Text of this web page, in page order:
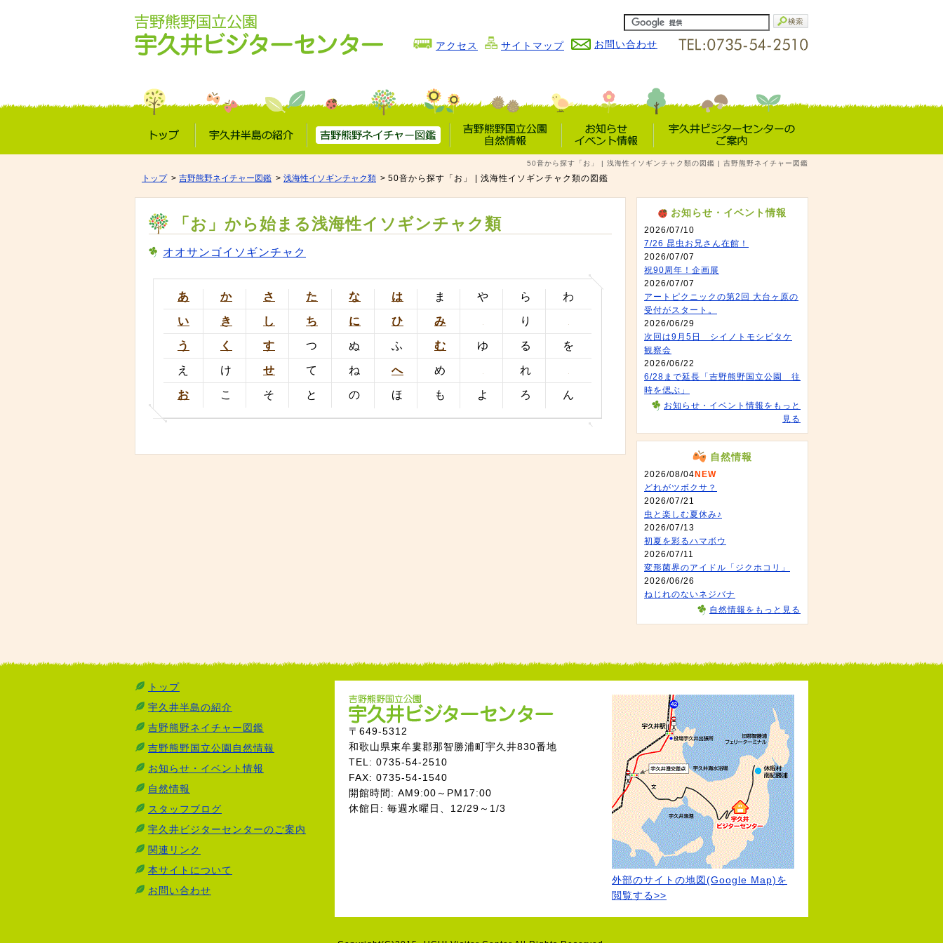
アクセス サイトマップ お問い合わせ
吉野熊野国立公園
お知らせ
宇久井VC
50音から探す「お」 | 浅海性イソギンチャク類の図鑑 | 吉野熊野ネイチャー図鑑
トップ 吉野熊野ネイチャー図鑑 浅海性イソギンチャク類 50音から探す「お」 | 浅海性イソギンチャク類の図鑑
「お」から始まる浅海性イソギンチャク類
オオサンゴイソギンチャク
あ
い
う
え
お
か
き
く
け
こ
さ
し
す
せ
そ
た
ち
つ
て
と
な
に
ぬ
ね
の
は
ひ
ふ
へ
ほ
ま
み
む
め
も
や
ゆ
よ
ら
り
る
れ
ろ
わ
を
ん
お知らせ・イベント情報
2026/07/10
7/26 昆虫お兄さん在館！
2026/07/07
祝90周年！企画展
2026/07/07
アートピクニックの第2回 大台ヶ原の
受付がスタート。
2026/06/29
次回は9月5日 シイノトモシビタケ
観察会
2026/06/22
6/28まで延長「吉野熊野国立公園 往
時を偲ぶ」
お知らせ・イベント情報をもっと
見る
自然情報
2026/08/04 NEW
どれがツボクサ？
2026/07/21
虫と楽しむ夏休み♪
2026/07/13
初夏を彩るハマボウ
2026/07/11
変形菌界のアイドル「ジクホコリ」
2026/06/26
ねじれのないネジバナ
自然情報をもっと見る
トップ
宇久井半島の紹介
吉野熊野ネイチャー図鑑
吉野熊野国立公園自然情報
お知らせ・イベント情報
自然情報
スタッフブログ
宇久井ビジターセンターのご案内
関連リンク
本サイトについて
お問い合わせ
〒649-5312
和歌山県東牟婁郡那智勝浦町宇久井830番地
TEL: 0735-54-2510
FAX: 0735-54-1540
開館時間: AM9:00～PM17:00
休館日: 毎週水曜日、12/29～1/3
外部のサイトの地図(Google Map)を
閲覧する>>